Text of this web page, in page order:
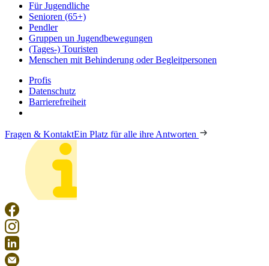
Für Jugendliche
Senioren (65+)
Pendler
Gruppen un Jugendbewegungen
(Tages-) Touristen
Menschen mit Behinderung oder Begleitpersonen
Profis
Datenschutz
Barrierefreiheit
Fragen & KontaktEin Platz für alle ihre Antworten